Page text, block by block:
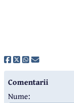
Comentarii
Nume: